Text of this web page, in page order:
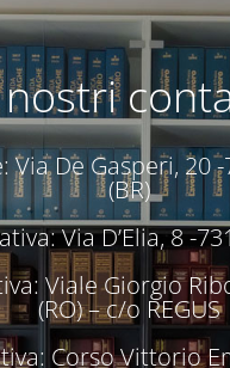
Via De Gasperi, 20 -
(BR)
Via D’Elia, 8 -
Viale Giorgio
(RO) – c/o REGUS
Corso Vittorio